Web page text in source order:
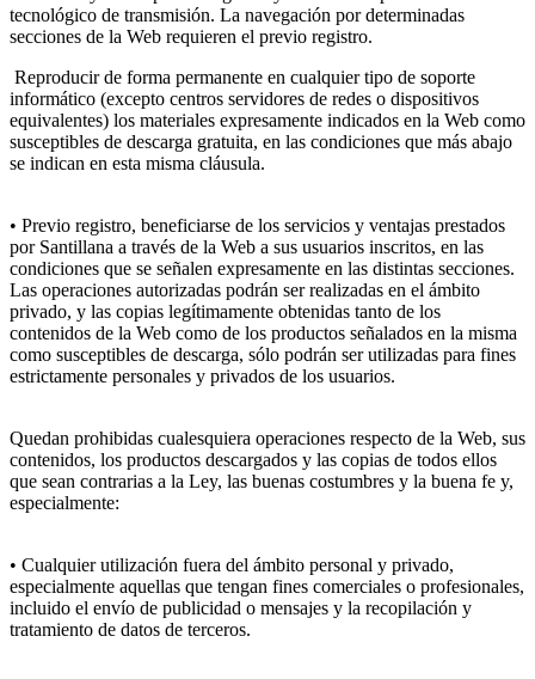
tecnológico de transmisión. La navegación por determinadas
secciones de la Web requieren el previo registro.
Reproducir de forma permanente en cualquier tipo de soporte
informático (excepto centros servidores de redes o dispositivos
equivalentes) los materiales expresamente indicados en la Web como
susceptibles de descarga gratuita, en las condiciones que más abajo
se indican en esta misma cláusula.
• Previo registro, beneficiarse de los servicios y ventajas prestados
por Santillana a través de la Web a sus usuarios inscritos, en las
condiciones que se señalen expresamente en las distintas secciones.
Las operaciones autorizadas podrán ser realizadas en el ámbito
privado, y las copias legítimamente obtenidas tanto de los
contenidos de la Web como de los productos señalados en la misma
como susceptibles de descarga, sólo podrán ser utilizadas para fines
estrictamente personales y privados de los usuarios.
Quedan prohibidas cualesquiera operaciones respecto de la Web, sus
contenidos, los productos descargados y las copias de todos ellos
que sean contrarias a la Ley, las buenas costumbres y la buena fe y,
especialmente:
• Cualquier utilización fuera del ámbito personal y privado,
especialmente aquellas que tengan fines comerciales o profesionales,
incluido el envío de publicidad o mensajes y la recopilación y
tratamiento de datos de terceros.